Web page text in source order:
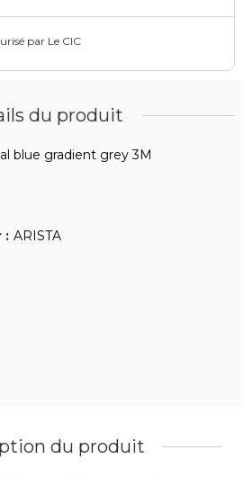
du produit
blue gradient grey 3M
ARISTA
du produit